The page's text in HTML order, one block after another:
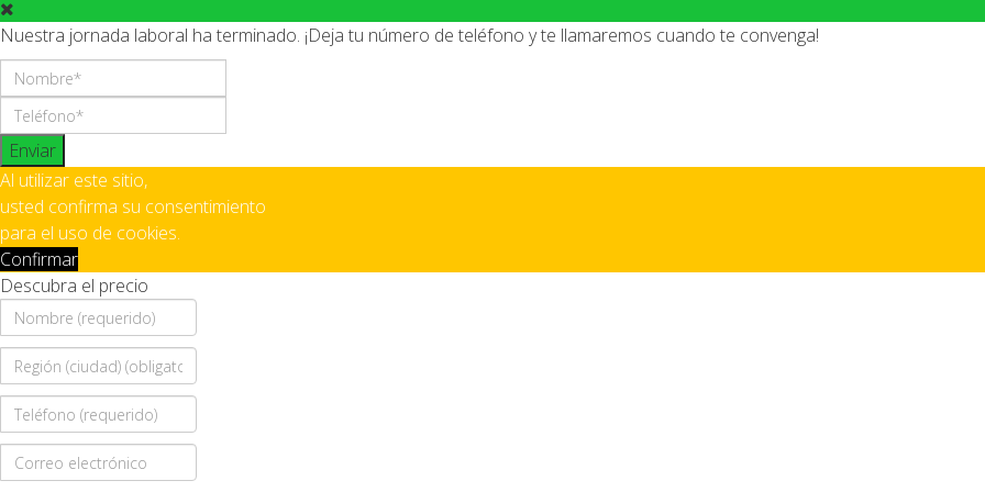
Nuestra jornada laboral ha terminado. ¡Deja tu número de teléfono y te llamaremos cuando te convenga!
Enviar
Al utilizar este sitio,
usted confirma su consentimiento
para el uso de cookies.
Confirmar
Descubra el precio